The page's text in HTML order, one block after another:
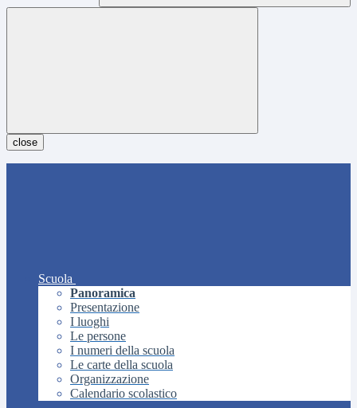
close
Scuola
Panoramica
Presentazione
I luoghi
Le persone
I numeri della scuola
Le carte della scuola
Organizzazione
Calendario scolastico